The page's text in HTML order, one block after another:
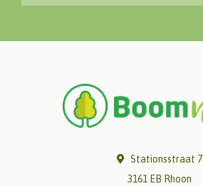
Stationsstraat 7
3161 EB Rhoon